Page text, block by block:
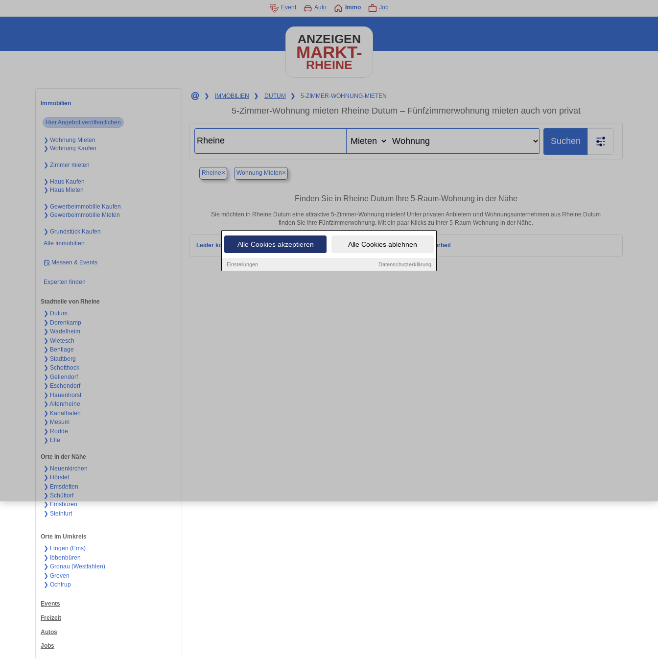
Alle Cookies akzeptieren Alle Cookies ablehnen
Einstellungen Datenschutzerklärung
Event Auto Immo Job
ANZEIGEN
MARKT-
RHEINE
Immobilien
Hier Angebot veröffentlichen
❯ Wohnung Mieten
❯ Wohnung Kaufen
❯ Zimmer mieten
❯ Haus Kaufen
❯ Haus Mieten
❯ Gewerbeimmobilie Kaufen
❯ Gewerbeimmobilie Mieten
❯ Grundstück Kaufen
Alle Immobilien
Messen & Events
Experten finden
Stadtteile von Rheine
❯ Dutum
❯ Dorenkamp
❯ Wadelheim
❯ Wietesch
❯ Bentlage
❯ Stadtberg
❯ Schotthock
❯ Gellendorf
❯ Eschendorf
❯ Hauenhorst
❯ Altenrheine
❯ Kanalhafen
❯ Mesum
❯ Rodde
❯ Elte
Orte in der Nähe
❯ Neuenkirchen
❯ Hörstel
❯ Emsdetten
❯ Schüttorf
❯ Emsbüren
❯ Steinfurt
Orte im Umkreis
❯ Lingen (Ems)
❯ Ibbenbüren
❯ Gronau (Westfahlen)
❯ Greven
❯ Ochtrup
Events
Freizeit
Autos
Jobs
❯ IMMOBILIEN ❯ DUTUM ❯ 5-ZIMMER-WOHNUNG-MIETEN
5-Zimmer-Wohnung mieten Rheine Dutum – Fünfzimmerwohnung mieten auch von privat
Suchen
Rheine× Wohnung Mieten×
Finden Sie in Rheine Dutum Ihre 5-Raum-Wohnung in der Nähe
Sie möchten in Rheine Dutum eine attraktive 5-Zimmer-Wohnung mieten! Unter privaten Anbietern und Wohnungsunternehmen aus Rheine Dutum
finden Sie Ihre Fünfzimmerwohnung. Mit ein paar Klicks zu Ihrer 5-Raum-Wohnung in der Nähe.
Leider konnten wir derzeit keine passenden Objekte finden. Schauen Sie bald wieder vorbei!